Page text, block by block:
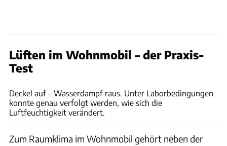
Lüften im Wohnmobil – der Praxis-
Test
Deckel auf - Wasserdampf raus. Unter Laborbedingungen
konnte genau verfolgt werden, wie sich die
Luftfeuchtigkeit verändert.
Zum Raumklima im Wohnmobil gehört neben der